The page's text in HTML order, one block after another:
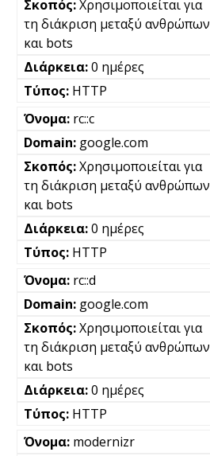
Χρησιμοποιείται για
τη διάκριση μεταξύ ανθρώπων
και bots
0 ημέρες
HTTP
rc::c
google.com
Χρησιμοποιείται για
τη διάκριση μεταξύ ανθρώπων
και bots
0 ημέρες
HTTP
rc::d
google.com
Χρησιμοποιείται για
τη διάκριση μεταξύ ανθρώπων
και bots
0 ημέρες
HTTP
modernizr